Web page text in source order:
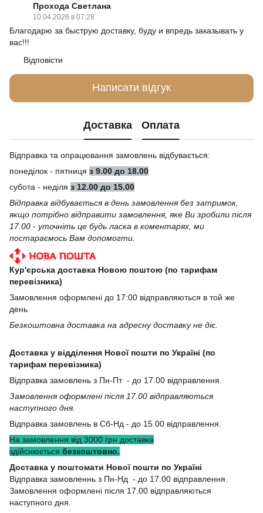
Прохода Светлана
10.04.2026 в 07:28
Благодарю за быструю доставку, буду и впредь заказывать у
вас!!!
Відповісти
Написати відгук
Доставка Оплата
Відправка та опрацювання замовлень відбувається:
понеділок - пятниця з 9.00 до 18.00
субота - неділя з 12.00 до 15.00
Відправка відбувається в день замовлення без затримок,
якщо потрібно відправити замовлення, яке Ви зробили після
17.00 - уточніть це будь ласка в коментарях, ми
постараємось Вам допомогти.
Кур'єрська доставка Новою поштою (по тарифам
перевізника)
Замовлення оформлені до 17:00 відправляються в той же
день
Безкоштовна доставка на адресну доставку не діє.
Доставка у відділення Нової пошти по Україні (по
тарифам перевізника)
Відправка замовлень з Пн-Пт - до 17.00 відправлення.
Замовлення оформлені після 17.00 відправляються
наступного дня.
Відправка замовлень в Сб-Нд - до 15.00 відправлення.
На замовлення від 3000 грн доставка
здійснюється безкоштовно.
Доставка у поштомати Нової пошти по Україні
Відправка замовленнь з Пн-Нд - до 17.00 відправлення.
Замовлення оформлені після 17.00 відправляються
наступного дня.